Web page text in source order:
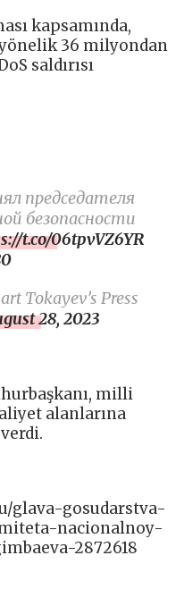
kapsamında,
36 milyondan
saldırısı
председателя
безопасности
t.co/06tpvVZ6YR
Tokayev’s Press
28, 2023
milli
alanlarına
glava-gosudarstva-
nacionalnoy-
2872618